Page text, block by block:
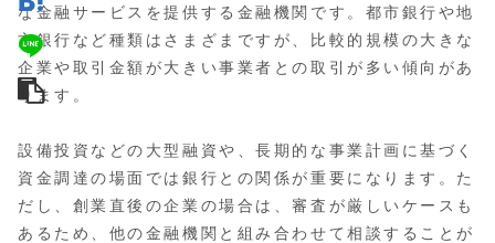
な金融サービスを提供する金融機関です。都市銀行や地
方銀行など種類はさまざまですが、比較的規模の大きな
企業や取引金額が大きい事業者との取引が多い傾向があ
ります。
設備投資などの大型融資や、長期的な事業計画に基づく
資金調達の場面では銀行との関係が重要になります。た
だし、創業直後の企業の場合は、審査が厳しいケースも
あるため、他の金融機関と組み合わせて相談することが